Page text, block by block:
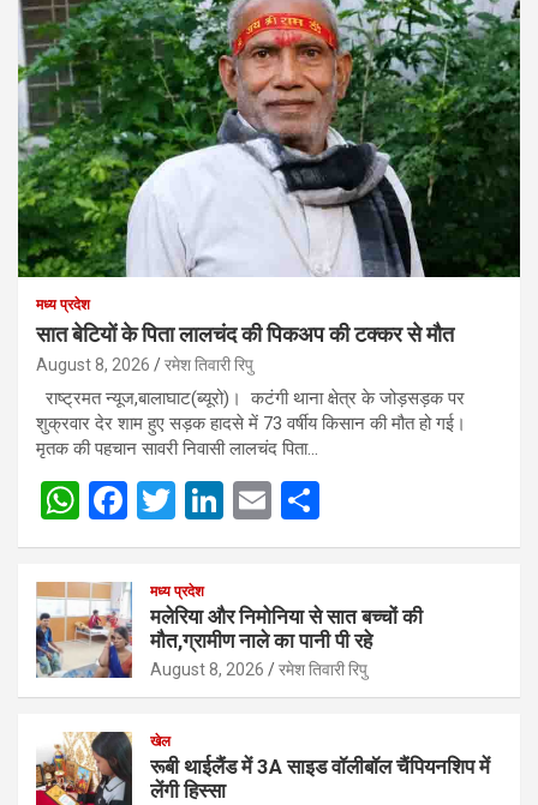
मध्य प्रदेश
सात बेटियों के पिता लालचंद की पिकअप की टक्कर से मौत
August 8, 2026 रमेश तिवारी रिपु
राष्ट्रमत न्यूज,बालाघाट(ब्यूरो)। कटंगी थाना क्षेत्र के जोड़सड़क पर
शुक्रवार देर शाम हुए सड़क हादसे में 73 वर्षीय किसान की मौत हो गई।
मृतक की पहचान सावरी निवासी लालचंद पिता…
W
h
at
s
A
p
p
F
a
ce
b
o
o
k
T
wi
tt
er
Li
n
dI
n
E
m h
e
मध्य प्रदेश
मलेरिया और निमोनिया से सात बच्चों की
मौत,ग्रामीण नाले का पानी पी रहे
August 8, 2026 रमेश तिवारी रिपु
खेल
रूबी थाईलैंड में 3A साइड वॉलीबॉल चैंपियनशिप में
लेंगी हिस्सा